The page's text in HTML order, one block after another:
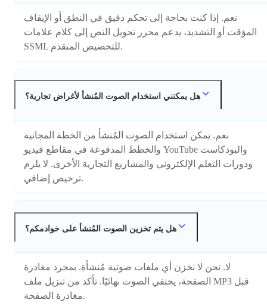
نعم. إذا كنت بحاجة إلى تحكم دقيق في النطق أو الإيقاف
المؤقت أو التشديد، يدعم محرر تحويل النص إلى كلام علامات
SSML للتخصيص المتقدم.
هل يمكنني استخدام الصوت المُنشأ لأغراض تجارية؟
نعم. يمكن استخدام الصوت المُنشأ من الخطة المجانية
والخطط المدفوعة في مقاطع فيديو YouTube والبودكاست
ودورات التعلم الإلكتروني والمشاريع التجارية الأخرى. لا يلزم
ترخيص إضافي.
هل يتم تخزين الصوت المُنشأ على خوادمكم؟
لا. نحن لا نخزن أي ملفات صوتية مُنشأة. بمجرد مغادرة
الصفحة، يختفي الصوت نهائيًا. تأكد من تنزيل ملف MP3 قبل
مغادرة الصفحة.